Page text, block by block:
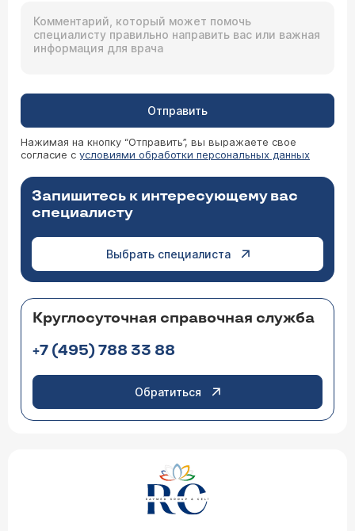
Отправить
Нажимая на кнопку “Отправить”, вы выражаете свое
согласие с условиями обработки персональных данных
Запишитесь к интересующему вас
специалисту
Выбрать специалиста
Круглосуточная справочная служба
+7 (495) 788 33 88
Обратиться